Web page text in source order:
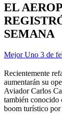
EL
SEMANA
Mejor Uno 3 de
Recientemente
aumentarán su
Aviador Carlos
también conocido
boom turístico